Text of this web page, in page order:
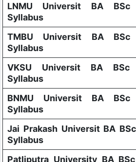
LNMU Universit BA BSc
Syllabus
TMBU Universit BA BSc
Syllabus
VKSU Universit BA BSc
Syllabus
BNMU Universit BA BSc
Syllabus
Jai Prakash Universit BA
Syllabus
Patliputra University BA